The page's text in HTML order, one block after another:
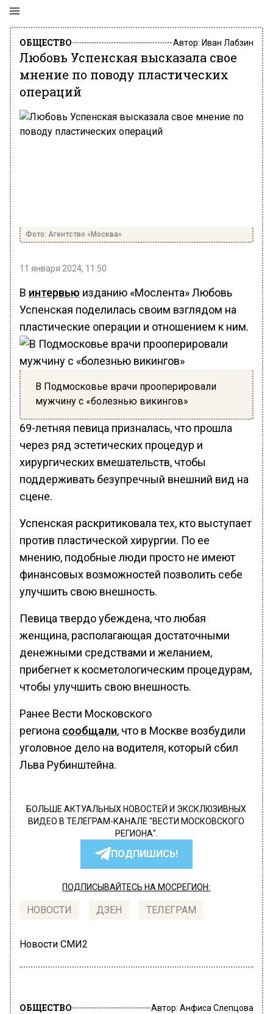
ОБЩЕСТВО Автор: Иван Лабзин
Любовь Успенская высказала свое
мнение по поводу пластических
операций
Фото: Агентство «Москва»
11 января 2024, 11:50
В интервью изданию «Мослента» Любовь
Успенская поделилась своим взглядом на
пластические операции и отношением к ним.
В Подмосковье врачи прооперировали
мужчину с «болезнью викингов»
69-летняя певица призналась, что прошла
через ряд эстетических процедур и
хирургических вмешательств, чтобы
поддерживать безупречный внешний вид на
сцене.
Успенская раскритиковала тех, кто выступает
против пластической хирургии. По ее
мнению, подобные люди просто не имеют
финансовых возможностей позволить себе
улучшить свою внешность.
Певица твердо убеждена, что любая
женщина, располагающая достаточными
денежными средствами и желанием,
прибегнет к косметологическим процедурам,
чтобы улучшить свою внешность.
Ранее Вести Московского
региона сообщали, что в Москве возбудили
уголовное дело на водителя, который сбил
Льва Рубинштейна.
БОЛЬШЕ АКТУАЛЬНЫХ НОВОСТЕЙ И ЭКСКЛЮЗИВНЫХ
ВИДЕО В ТЕЛЕГРАМ-КАНАЛЕ "ВЕСТИ МОСКОВСКОГО
РЕГИОНА".
ПОДПИШИСЬ!
ПОДПИСЫВАЙТЕСЬ НА МОСРЕГИОН:
НОВОСТИ ДЗЕН ТЕЛЕГРАМ
Новости СМИ2
ОБЩЕСТВО Автор: Анфиса Слепцова